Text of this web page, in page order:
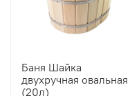
Баня Шайка
двухручная овальная
(20л)